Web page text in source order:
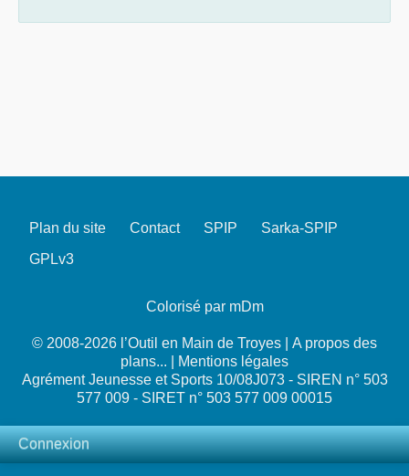
Plan du site Contact SPIP
Sarka-SPIP
GPLv3
Colorisé par mDm
© 2008-2026 l’Outil en Main de Troyes | A propos des
plans...
Mentions légales
Agrément Jeunesse et Sports 10/08J073 - SIREN n° 503
577 009 - SIRET n° 503 577 009 00015
Connexion